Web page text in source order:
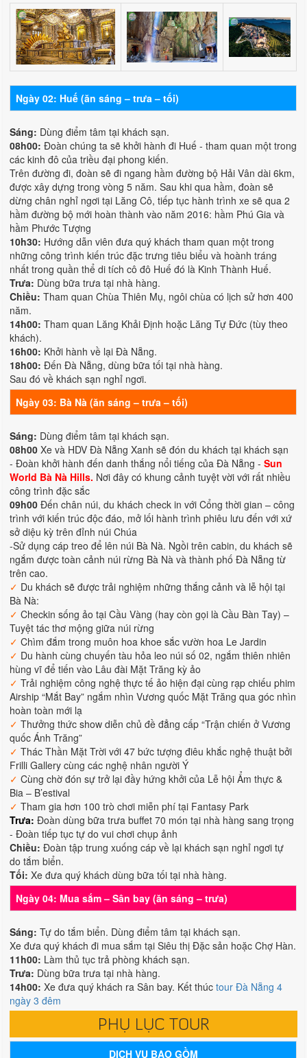
Ngày 02: Huế (ăn sáng – trưa – tối)
Sáng: Dùng điểm tâm tại khách sạn.
08h00: Đoàn chúng ta sẽ khởi hành đi Huế - tham quan một trong
các kinh đô của triều đại phong kiến.
Trên đường đi, đoàn sẽ đi ngang hầm đường bộ Hải Vân dài 6km,
được xây dựng trong vòng 5 năm. Sau khi qua hầm, đoàn sẽ
dừng chân nghỉ ngơi tại Lăng Cô, tiếp tục hành trình xe sẽ qua 2
hầm đường bộ mới hoàn thành vào năm 2016: hầm Phú Gia và
hầm Phước Tượng
10h30: Hướng dẫn viên đưa quý khách tham quan một trong
những công trình kiến trúc đặc trưng tiêu biểu và hoành tráng
nhất trong quần thể di tích cô đô Huế đó là Kinh Thành Huế.
Trưa: Dùng bữa trưa tại nhà hàng.
Chiều: Tham quan Chùa Thiên Mụ, ngôi chùa có lịch sử hơn 400
năm.
14h00:Tham quan Lăng Khải Định hoặc Lăng Tự Đức (tùy theo
khách).
16h00: Khởi hành về lại Đà Nẵng.
18h00: Đến Đà Nẵng, dùng bữa tối tại nhà hàng.
Sau đó về khách sạn nghỉ ngơi.
Ngày 03: Bà Nà (ăn sáng – trưa – tối)
Sáng: Dùng điểm tâm tại khách sạn.
08h00 Xe và HDV Đà Nẵng Xanh sẽ đón du khách tại khách sạn
- Đoàn khởi hành đến danh thắng nổi tiếng của Đà Nẵng -Sun
World Bà Nà Hills. Nơi đây có khung cảnh tuyệt vời với rất nhiều
công trình đặc sắc
09h00 Đến chân núi, du khách check in với Cổng thời gian – công
trình với kiến trúc độc đáo, mở lối hành trình phiêu lưu đến với xứ
sở diệu kỳ trên đỉnh núi Chúa
-Sử dụng cáp treo để lên núi Bà Nà. Ngồi trên cabin, du khách sẽ
ngắm được toàn cảnh núi rừng Bà Nà và thành phố Đà Nẵng từ
trên cao.
✓ Du khách sẽ được trải nghiệm những thắng cảnh và lễ hội tại
Bà Nà:
✓ Checkin sống ảo tại Cầu Vàng (hay còn gọi là Cầu Bàn Tay) –
Tuyệt tác thơ mộng giữa núi rừng
✓ Chìm đắm trong muôn hoa khoe sắc vườn hoa Le Jardin
✓ Du hành cùng chuyến tàu hỏa leo núi số 02, ngắm thiên nhiên
hùng vĩ để tiến vào Lâu đài Mặt Trăng kỳ ảo
✓ Trải nghiệm công nghệ thực tế ảo hiện đại cùng rạp chiếu phim
Airship “Mắt Bay” ngắm nhìn Vương quốc Mặt Trăng qua góc nhìn
hoàn toàn mới lạ
✓ Thưởng thức show diễn chủ đề đẳng cấp “Trận chiến ở Vương
quốc Ánh Trăng”
✓ Thác Thần Mặt Trời với 47 bức tượng điêu khắc nghệ thuật bởi
Frilli Gallery cùng các nghệ nhân người Ý
✓ Cùng chờ đón sự trở lại đầy hứng khởi của Lễ hội Ẩm thực &
Bia – B’estival
✓ Tham gia hơn 100 trò chơi miễn phí tại Fantasy Park
Trưa: Đoàn dùng bữa trưa buffet 70 món tại nhà hàng sang trọng
- Đoàn tiếp tục tự do vui chơi chụp ảnh
Chiều: Đoàn tập trung xuống cáp về lại khách sạn nghỉ ngơi tự
do tắm biển.
Tối: Xe đưa quý khách dùng bữa tối tại nhà hàng.
Ngày 04: Mua sắm – Sân bay (ăn sáng – trưa)
Sáng: Tự do tắm biển. Dùng điểm tâm tại khách sạn.
Xe đưa quý khách đi mua sắm tại Siêu thị Đặc sản hoặc Chợ Hàn.
11h00: Làm thủ tục trả phòng khách sạn.
Trưa: Dùng bữa trưa tại nhà hàng.
14h00: Xe đưa quý khách ra Sân bay. Kết thúctour Đà Nẵng 4
ngày 3 đêm
PHỤ LỤC TOUR
DỊCH VỤ BAO GỒM